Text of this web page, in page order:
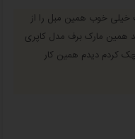
خیلی خوب همین مبل را از
همین مارک برف مدل کاپری
کردم دیدم همین کار